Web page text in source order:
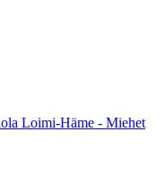
Loimi-Häme - Miehet